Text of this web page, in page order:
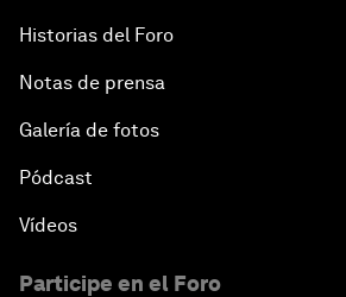
Historias del Foro
Notas de prensa
Galería de fotos
Pódcast
Vídeos
Participe en el Foro